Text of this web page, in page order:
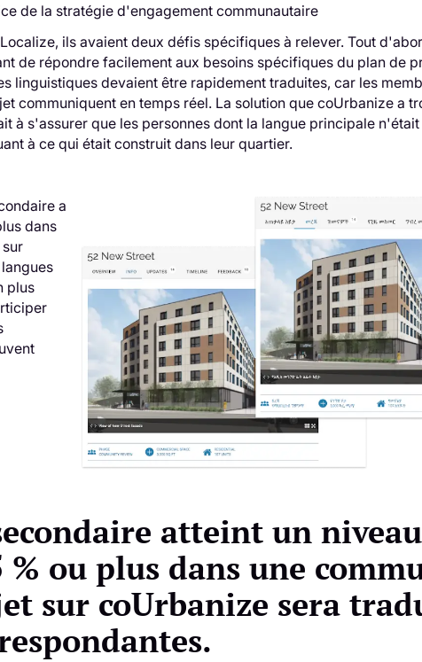
de la stratégie d'engagement communautaire
ils avaient deux défis spécifiques à relever. Tout
de répondre facilement aux besoins spécifiques du plan de
linguistiques devaient être rapidement traduites, car les
communiquent en temps réel. La solution que coUrbanize a
à s'assurer que les personnes dont la langue principale
à ce qui était construit dans leur quartier.
a
dans
plus
atteint un
ou plus dans une
sur coUrbanize sera